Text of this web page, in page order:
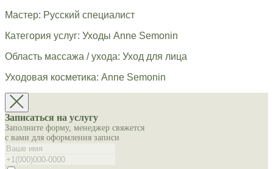
Мастер: Русский специалист
Категория услуг: Уходы Anne Semonin
Область массажа / ухода: Уход для лица
Уходовая косметика: Anne Semonin
Записаться на услугу
Заполните форму, менеджер свяжется
с вами для оформления записи